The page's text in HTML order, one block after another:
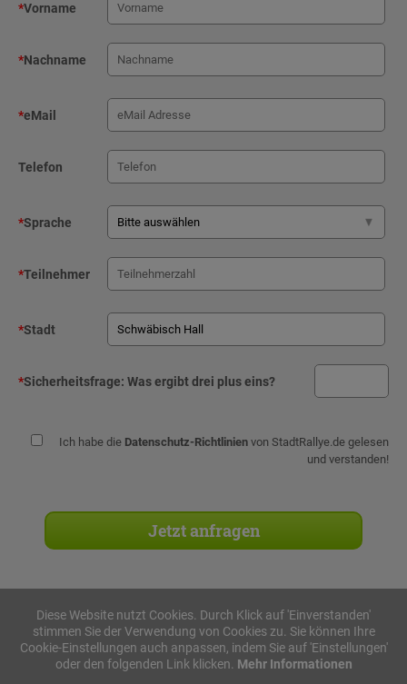
*Vorname
*Nachname
*eMail
Telefon
*Sprache
*Teilnehmer
*Stadt
*Sicherheitsfrage: Was ergibt drei plus eins?
Ich habe die Datenschutz-Richtlinien von StadtRallye.de gelesen
und verstanden!
Stadtrallyes
iPad Rallye
Diese Website nutzt Cookies. Durch Klick auf 'Einverstanden'
stimmen Sie der Verwendung von Cookies zu. Sie können Ihre
Cookie-Einstellungen auch anpassen, indem Sie auf 'Einstellungen'
oder den folgenden Link klicken. Mehr Informationen